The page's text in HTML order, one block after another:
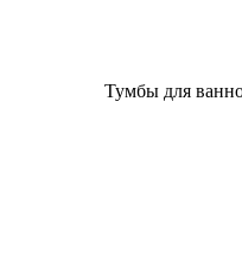
Тумбы для